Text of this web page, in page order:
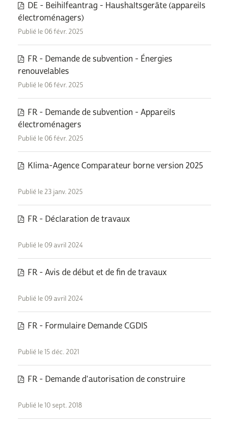
DE - Beihilfeantrag - Haushaltsgeräte (appareils
électroménagers)
Publié le 06 févr. 2025
FR - Demande de subvention - Énergies
renouvelables
Publié le 06 févr. 2025
FR - Demande de subvention - Appareils
électroménagers
Publié le 06 févr. 2025
Klima-Agence Comparateur borne version 2025
Publié le 23 janv. 2025
FR - Déclaration de travaux
Publié le 09 avril 2024
FR - Avis de début et de fin de travaux
Publié le 09 avril 2024
FR - Formulaire Demande CGDIS
Publié le 15 déc. 2021
FR - Demande d'autorisation de construire
Publié le 10 sept. 2018